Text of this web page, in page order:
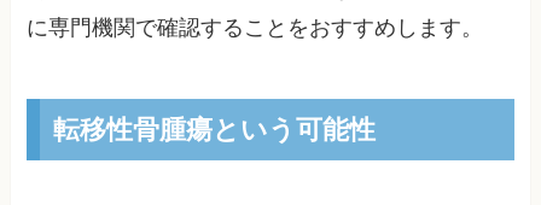
に専門機関で確認することをおすすめします。
転移性骨腫瘍という可能性